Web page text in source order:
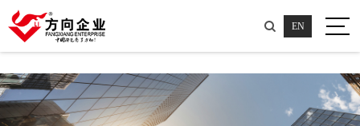
粉色视频大全,粉色视频高清HD,小黄片粉色视频,黄色软件粉色APP
EN